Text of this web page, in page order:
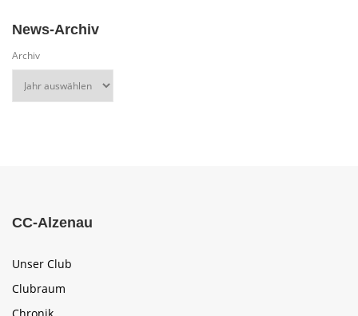
News-Archiv
Archiv
CC-Alzenau
Unser Club
Clubraum
Chronik